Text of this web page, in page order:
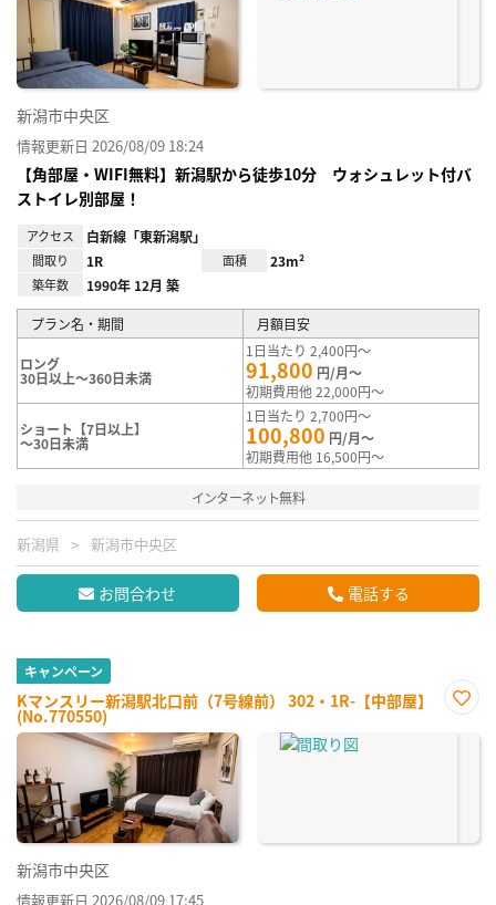
新潟市中央区
情報更新日 2026/08/09 18:24
【角部屋・WIFI無料】新潟駅から徒歩10分 ウォシュレット付バ
ストイレ別部屋！
アクセス 白新線「東新潟駅」
間取り 1R 面積 23m²
築年数 1990年 12月 築
プラン名・期間 月額目安
ロング
30日以上～360日未満
1日当たり 2,400円～
91,800 円/月～
初期費用他 22,000円～
ショート【7日以上】
～30日未満
1日当たり 2,700円～
100,800 円/月～
初期費用他 16,500円～
インターネット無料
新潟県 新潟市中央区
お問合わせ 電話する
キャンペーン
Kマンスリー新潟駅北口前（7号線前） 302・1R-【中部屋】
(No.770550)
に入
新潟市中央区
情報更新日 2026/08/09 17:45